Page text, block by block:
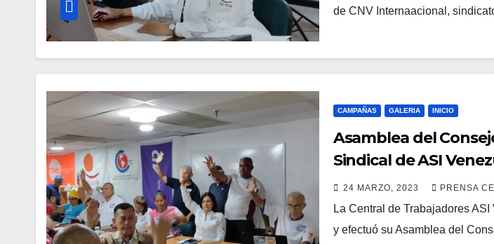
de CNV Internaacional,
CAMPAÑAS GALERIA INICIO
Asamblea del
Sindical de ASI
proyectos para 2023
24 MARZO, 2023 PRENSA
La Central de Trabajadores
y efectuó su Asamblea del